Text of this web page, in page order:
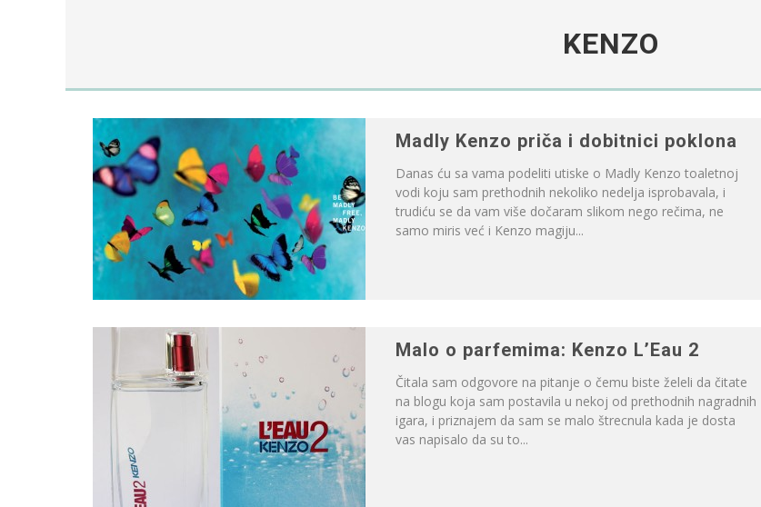
KENZO
Madly Kenzo priča i dobitnici poklona
Danas ću sa vama podeliti utiske o Madly Kenzo toaletnoj
vodi koju sam prethodnih nekoliko nedelja isprobavala, i
trudiću se da vam više dočaram slikom nego rečima, ne
samo miris već i Kenzo magiju...
Malo o parfemima: Kenzo L’Eau 2
Čitala sam odgovore na pitanje o čemu biste želeli da čitate
na blogu koja sam postavila u nekoj od prethodnih nagradnih
igara, i priznajem da sam se malo štrecnula kada je dosta
vas napisalo da su to...